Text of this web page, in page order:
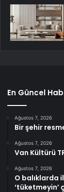
En Güncel
Ağustos 7, 2026
Bir şehir
Ağustos 7, 2026
Van Kültürü
Ağustos 7, 2026
O balıklarda
‘tüketmeyin’